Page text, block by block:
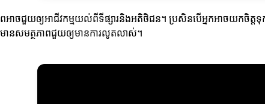
ាពអាចជួយឲ្យអាជីវកម្មយល់ពីទីផ្សារនិងអតិថិជន។ ប្រសិនបើអ្នកអាចយក
ានសមត្ថភាពជួយឲ្យមានការលូតលាស់។